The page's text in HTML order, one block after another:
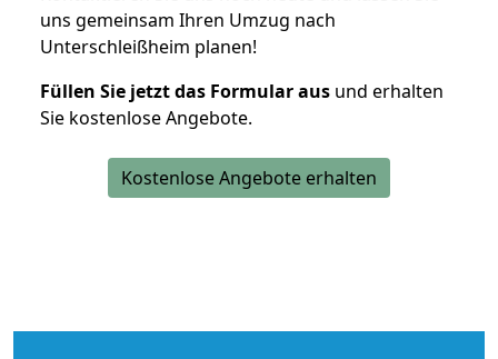
uns gemeinsam Ihren Umzug nach
Unterschleißheim planen!
Füllen Sie jetzt das Formular aus und erhalten
Sie kostenlose Angebote.
Kostenlose Angebote erhalten